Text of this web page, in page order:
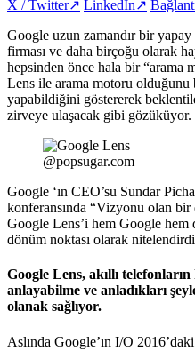
X / Twitter↗ LinkedIn↗
Google uzun zamandır bir
firması ve daha birçoğu olarak
hepsinden önce hala bir “arama
Lens ile arama motoru olduğunu
yapabildiğini göstererek
zirveye ulaşacak gibi gözüküyor.
@popsugar.com
Google ‘ın CEO’su Sundar
konferansında “Vizyonu olan
Google Lens’i hem Google
dönüm noktası olarak
Google Lens, akıllı
anlayabilme ve anladıkları
olanak sağlıyor.
Aslında Google’ın I/O 2016’daki